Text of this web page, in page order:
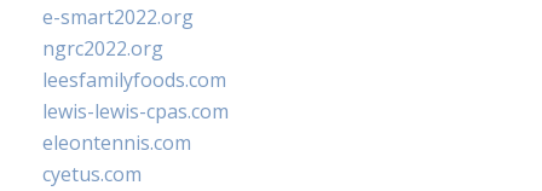
e-smart2022.org
ngrc2022.org
leesfamilyfoods.com
lewis-lewis-cpas.com
eleontennis.com
cyetus.com